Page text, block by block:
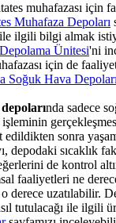
muhafazası için
Muhafaza Depoları
ilgili bilgi almak
Ünitesi'ni
için de
Soğuk Hava Depoları
nda sadece
edildikten sonra
depodaki sıcaklık
de kontrol
faaliyetleri ne
derece uzatılabilir.
tutulacağı ile ilgili